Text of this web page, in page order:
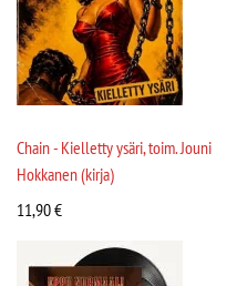
Chain - Kielletty ysäri, toim. Jouni
Hokkanen (kirja)
11,90€